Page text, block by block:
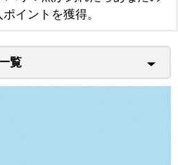
イントを獲得。
覧